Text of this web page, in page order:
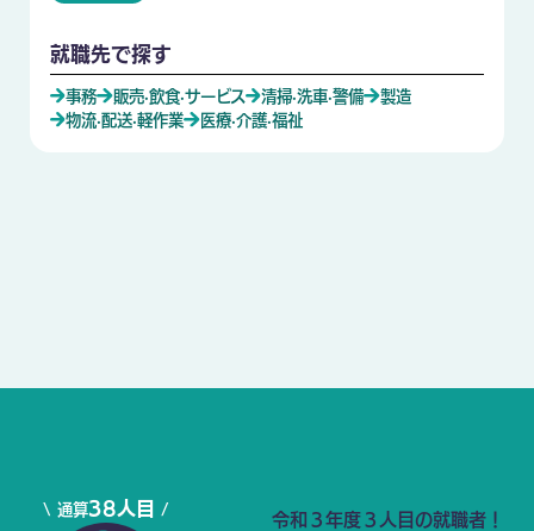
就職先で探す
事務 販売·飲食·サービス 清掃·洗車·警備
製造
物流·配送·軽作業
医療·介護·福祉
令和３年度３人目の就職者！
\ 通算38人目 /